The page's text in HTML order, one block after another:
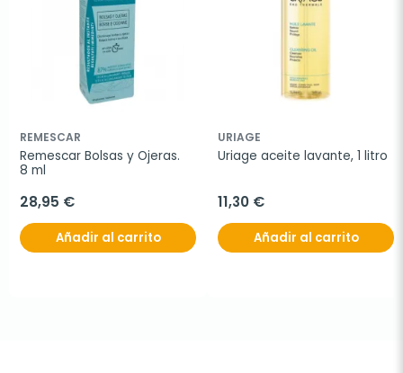
REMESCAR
Remescar Bolsas y Ojeras.
8 ml
28,95 €
Añadir al carrito
URIAGE
Uriage aceite lavante, 1 litro
11,30 €
Añadir al carrito